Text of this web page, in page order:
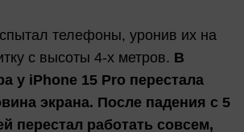
телефоны, уронив их на
с высоты 4-х метров. В
у iPhone 15 Pro перестала
экрана. После падения с 5
перестал работать совсем,